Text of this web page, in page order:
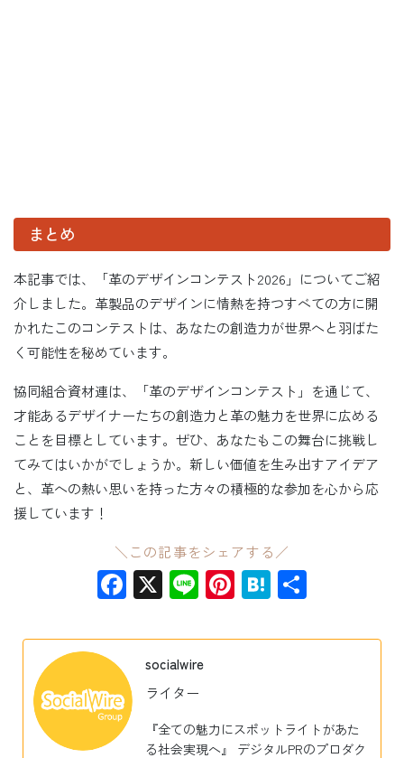
まとめ
本記事では、「革のデザインコンテスト2026」についてご紹
介しました。革製品のデザインに情熱を持つすべての方に開
かれたこのコンテストは、あなたの創造力が世界へと羽ばた
く可能性を秘めています。
協同組合資材連は、「革のデザインコンテスト」を通じて、
才能あるデザイナーたちの創造力と革の魅力を世界に広める
ことを目標としています。ぜひ、あなたもこの舞台に挑戦し
てみてはいかがでしょうか。新しい価値を生み出すアイデア
と、革への熱い思いを持った方々の積極的な参加を心から応
援しています！
＼この記事をシェアする／
Facebook
X LinePinterest
Hatena
socialwire
ライター
『全ての魅力にスポットライトがあた
る社会実現へ』 デジタルPRのプロダク